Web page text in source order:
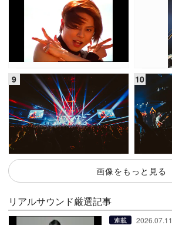
画像をもっと見る
リアルサウンド厳選記事
連載 2026.07.11